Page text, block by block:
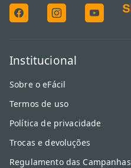
Institucional
Sobre o eFácil
Termos de uso
Política de privacidade
Trocas e devoluções
Regulamento das Campanhas